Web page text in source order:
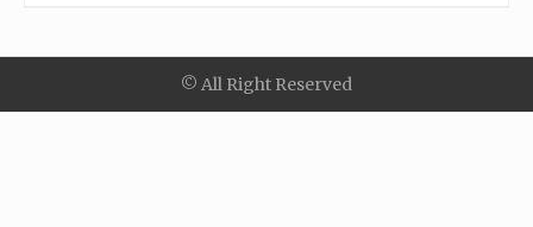
© All Right Reserved